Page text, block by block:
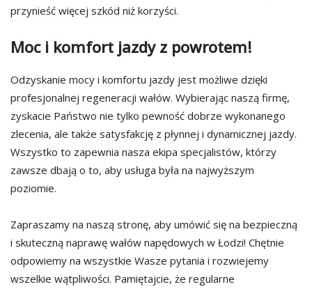
przynieść więcej szkód niż korzyści.
Moc i komfort jazdy z powrotem!
Odzyskanie mocy i komfortu jazdy jest możliwe dzięki
profesjonalnej regeneracji wałów. Wybierając naszą firmę,
zyskacie Państwo nie tylko pewność dobrze wykonanego
zlecenia, ale także satysfakcję z płynnej i dynamicznej jazdy.
Wszystko to zapewnia nasza ekipa specjalistów, którzy
zawsze dbają o to, aby usługa była na najwyższym
poziomie.
Zapraszamy na naszą stronę, aby umówić się na bezpieczną
i skuteczną naprawę wałów napędowych w Łodzi! Chętnie
odpowiemy na wszystkie Wasze pytania i rozwiejemy
wszelkie wątpliwości. Pamiętajcie, że regularne